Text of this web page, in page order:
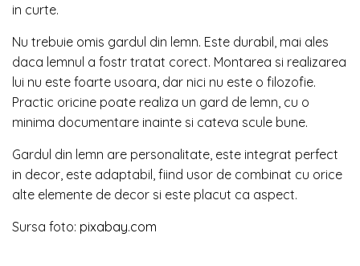
in curte.
Nu trebuie omis gardul din lemn. Este durabil, mai ales
daca lemnul a fostr tratat corect. Montarea si realizarea
lui nu este foarte usoara, dar nici nu este o filozofie.
Practic oricine poate realiza un gard de lemn, cu o
minima documentare inainte si cateva scule bune.
Gardul din lemn are personalitate, este integrat perfect
in decor, este adaptabil, fiind usor de combinat cu orice
alte elemente de decor si este placut ca aspect.
Sursa foto: pixabay.com